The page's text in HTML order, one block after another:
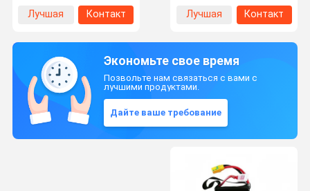
Лучшая
Контакт
Лучшая
Контакт
Экономьте свое время
Позвольте нам связаться с вами с
лучшими продуктами.
Дайте ваше требование